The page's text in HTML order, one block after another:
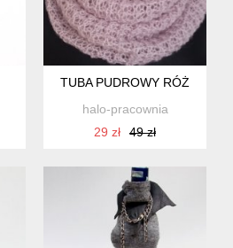
TUBA PUDROWY RÓŻ
halo-pracownia
29 zł
49 zł